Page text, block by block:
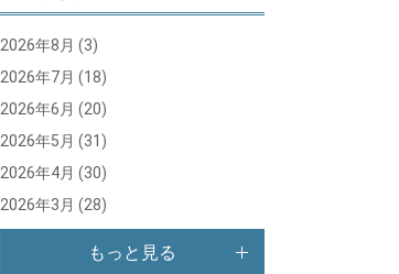
2026年8月 (3)
2026年7月 (18)
2026年6月 (20)
2026年5月 (31)
2026年4月 (30)
2026年3月 (28)
もっと見る